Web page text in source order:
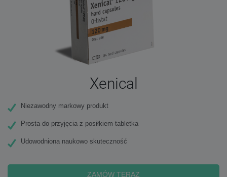
Xenical
Niezawodny markowy produkt
Prosta do przyjęcia z posiłkiem tabletka
Udowodniona naukowo skuteczność
ZAMÓW TERAZ